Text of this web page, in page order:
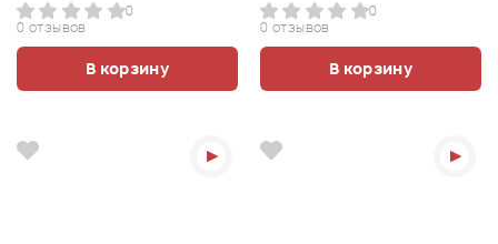
0
0 отзывов
В корзину
0
0 отзывов
В корзину